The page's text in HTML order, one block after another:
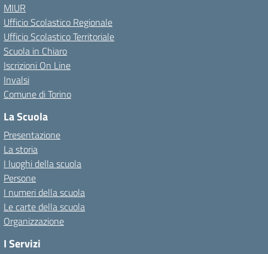
MIUR
Ufficio Scolastico Regionale
Ufficio Scolastico Territoriale
Scuola in Chiaro
Iscrizioni On Line
Invalsi
Comune di Torino
La Scuola
Presentazione
La storia
I luoghi della scuola
Persone
I numeri della scuola
Le carte della scuola
Organizzazione
I Servizi